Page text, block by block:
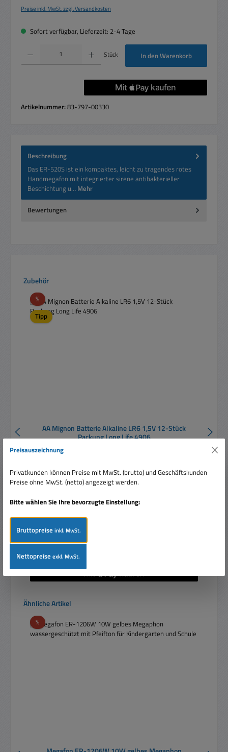
Preise inkl. MwSt. zzgl. Versandkosten
Sofort verfügbar, Lieferzeit: 2-4 Tage
Produkt Anzahl: Gib den gewünschten Wert ein oder benutze die Schaltflächen um
Stück In den Warenkorb
Artikelnummer:83-797-00330
Beschreibung
Das ER-520S ist ein kompaktes, leicht zu tragendes rotes
Handmegafon mit integrierter sirene antibakterieller
Beschichtung u… Mehr
Bewertungen
Produktgalerie überspringen
Zubehör
%Rabatt
Tipp
AA Mignon Batterie Alkaline LR6 1,5V 12-Stück
Packung Long Life 4906
Inhalt:12 Stück(0,66 € / 1 Stück)
Verkaufspreis:
7,95 €
Preise inkl. MwSt. zzgl. Versandkosten
Produktgalerie überspringen
Ähnliche Artikel
%Rabatt
Preisauszeichnung
Privatkunden können Preise mit MwSt. (brutto) und Geschäftskunden
Preise ohne MwSt. (netto) angezeigt werden.
Bitte wählen Sie Ihre bevorzugte Einstellung:
Bruttopreiseinkl. MwSt.
Nettopreiseexkl. MwSt.